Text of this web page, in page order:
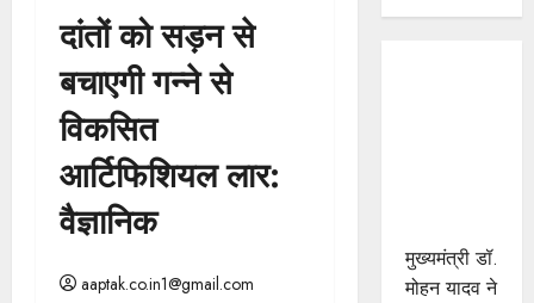
दांतों को सड़न से
बचाएगी गन्ने से
विकसित
आर्टिफिशियल लार:
वैज्ञानिक
aaptak.co.in1@gmail.com
मुख्यमंत्री डॉ.
मोहन यादव ने